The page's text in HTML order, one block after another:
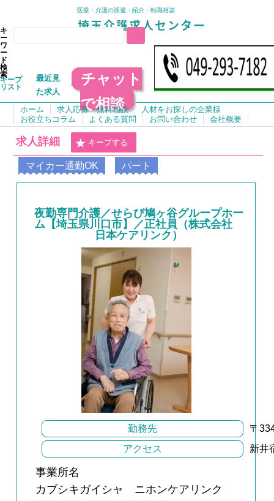
医療・介護の派遣・紹介・転職相談
キ
ー
ワ
ー
ド
検
索
キープ
リスト
最近見
た求人
チャット
で相談
ホーム 求人応募・無料相談
人材をお探しの企業様
お役立ちコラム
よくある質問 お問い合わせ 会社概要
求人詳細 キープする
マイカー通勤OK パート
夜勤専門介護／せらび鳩ヶ谷グループホー
ム【埼玉県川口市】／正社員（株式会社
日本ケアリンク）
勤務先
〒
アクセス
新井
事業所名
カブシキガイシャ ニホンケアリンク